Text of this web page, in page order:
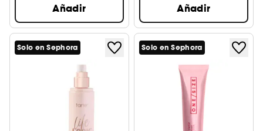
Añadir Añadir
Solo en Sephora Solo en Sephora